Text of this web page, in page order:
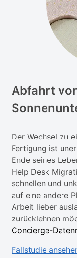
Abfahrt
Der Wechsel zu
Fertigung ist
Ende seines
Help Desk
schnellen und
auf eine andere
Arbeit lieber
zurücklehnen
Concierge-
Fallstudie